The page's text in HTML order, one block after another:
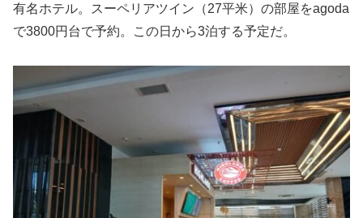
有名ホテル。スーペリアツイン（27平米）の部屋をagoda
で3800円台で予約。この日から3泊する予定だ。